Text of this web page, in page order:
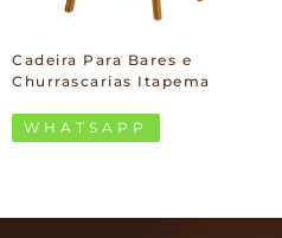
Cadeira Para Bares e
Churrascarias Itapema
WHATSAPP